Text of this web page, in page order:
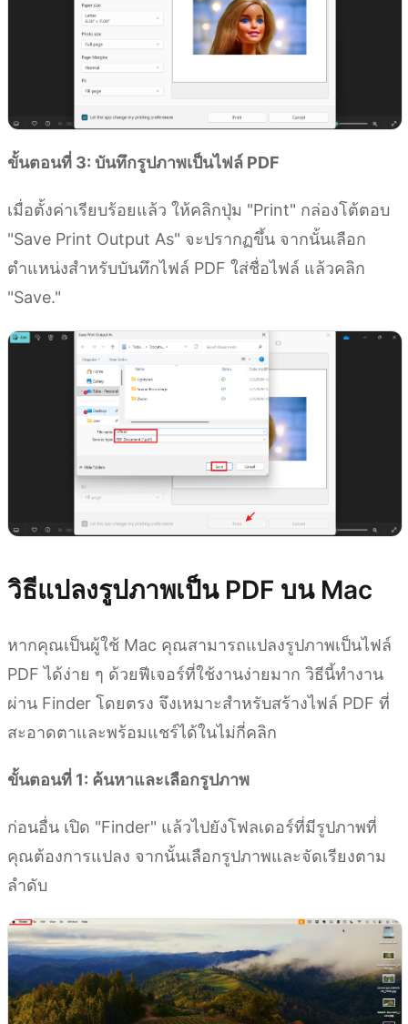
ขั้นตอนที่ 3: บันทึกรูปภาพเป็นไฟล์ PDF
เมื่อตั้งค่าเรียบร้อยแล้ว ให้คลิกปุ่ม "Print" กล่องโต้ตอบ
"Save Print Output As" จะปรากฏขึ้น จากนั้นเลือก
ตำแหน่งสำหรับบันทึกไฟล์ PDF ใส่ชื่อไฟล์ แล้วคลิก
"Save."
วิธีแปลงรูปภาพเป็น PDF บน Mac
หากคุณเป็นผู้ใช้ Mac คุณสามารถแปลงรูปภาพเป็นไฟล์
PDF ได้ง่าย ๆ ด้วยฟีเจอร์ที่ใช้งานง่ายมาก วิธีนี้ทำงาน
ผ่าน Finder โดยตรง จึงเหมาะสำหรับสร้างไฟล์ PDF ที่
สะอาดตาและพร้อมแชร์ได้ในไม่กี่คลิก
ขั้นตอนที่ 1: ค้นหาและเลือกรูปภาพ
ก่อนอื่น เปิด "Finder" แล้วไปยังโฟลเดอร์ที่มีรูปภาพที่
คุณต้องการแปลง จากนั้นเลือกรูปภาพและจัดเรียงตาม
ลำดับ